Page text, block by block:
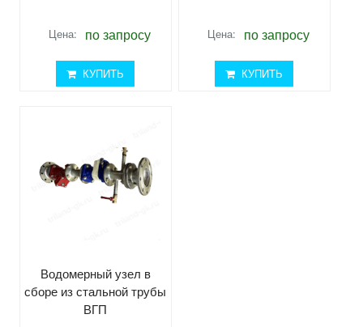
Цена: по запросу
КУПИТЬ
Цена: по запросу
КУПИТЬ
Водомерный узел в
сборе из стальной трубы
ВГП